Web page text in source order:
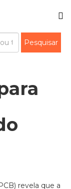
revela que a